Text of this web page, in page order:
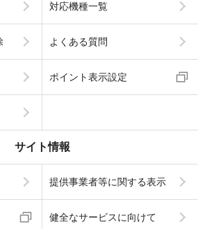
対応機種一覧
よくある質問
ポイント表示設定
サイト情報
提供事業者等に関する表示
健全なサービスに向けて